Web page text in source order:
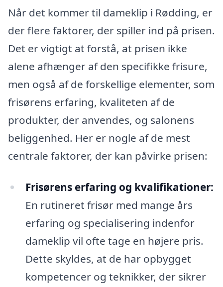
Når det kommer til dameklip i Rødding, er
der flere faktorer, der spiller ind på prisen.
Det er vigtigt at forstå, at prisen ikke
alene afhænger af den specifikke frisure,
men også af de forskellige elementer, som
frisørens erfaring, kvaliteten af de
produkter, der anvendes, og salonens
beliggenhed. Her er nogle af de mest
centrale faktorer, der kan påvirke prisen:
Frisørens erfaring og kvalifikationer:
En rutineret frisør med mange års
erfaring og specialisering indenfor
dameklip vil ofte tage en højere pris.
Dette skyldes, at de har opbygget
kompetencer og teknikker, der sikrer